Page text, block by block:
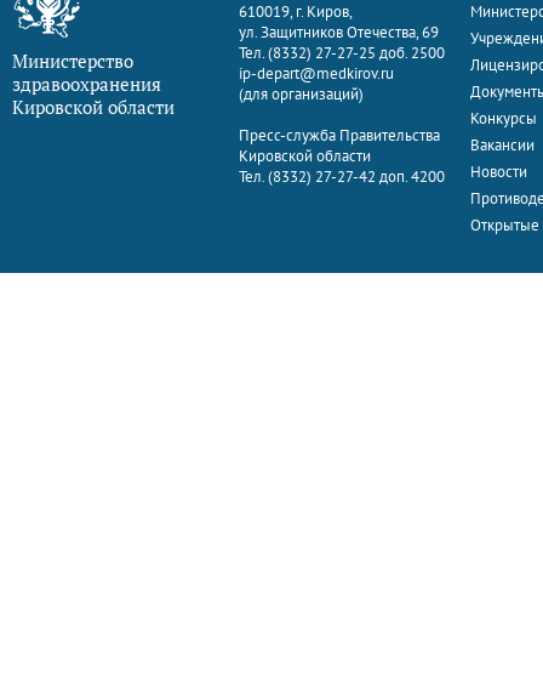
Министерство
здравоохранения
Кировской области
610019, г. Киров,
ул. Защитников Отечества, 69
Тел. (8332) 27-27-25 доб. 2500
ip-depart@medkirov.ru
(для организаций)
Пресс-служба Правительства
Кировской области
Тел. (8332) 27-27-42 доп. 4200
Конкурсы
Вакансии
Новости